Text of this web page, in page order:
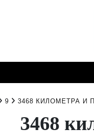
9 3468 КИЛОМЕТРА И
3468